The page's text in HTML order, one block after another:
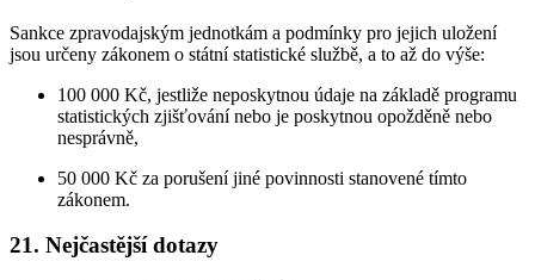
Sankce zpravodajským jednotkám a podmínky pro jejich uložení
jsou určeny zákonem o státní statistické službě, a to až do výše:
100 000 Kč, jestliže neposkytnou údaje na základě programu
statistických zjišťování nebo je poskytnou opožděně nebo
nesprávně,
50 000 Kč za porušení jiné povinnosti stanovené tímto
zákonem.
21. Nejčastější dotazy